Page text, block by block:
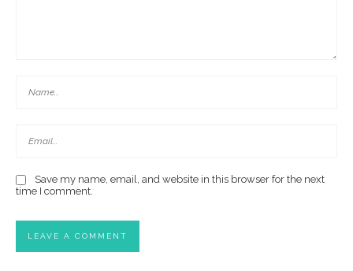
Save my name, email, and website in this browser for the next
time I comment.